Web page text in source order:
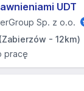
UDT
Sp. z o.o.
- 12km)
pracę